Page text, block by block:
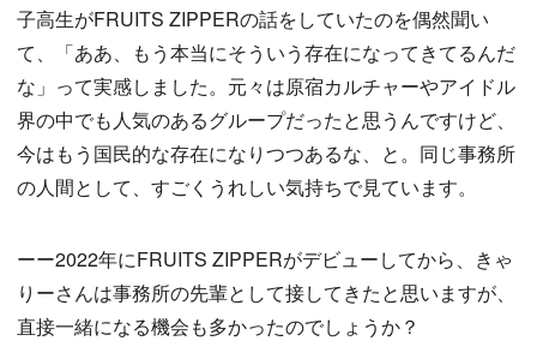
子高生がFRUITS ZIPPERの話をしていたのを偶然聞い
て、「ああ、もう本当にそういう存在になってきてるんだ
な」って実感しました。元々は原宿カルチャーやアイドル
界の中でも人気のあるグループだったと思うんですけど、
今はもう国民的な存在になりつつあるな、と。同じ事務所
の人間として、すごくうれしい気持ちで見ています。
ーー2022年にFRUITS ZIPPERがデビューしてから、きゃ
りーさんは事務所の先輩として接してきたと思いますが、
直接一緒になる機会も多かったのでしょうか？